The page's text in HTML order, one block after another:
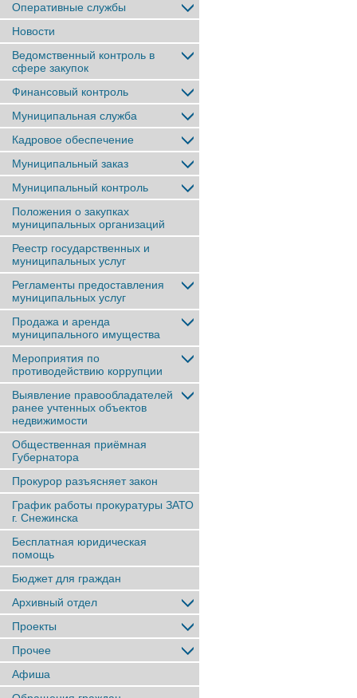
Оперативные службы
Новости
Ведомственный контроль в
сфере закупок
Финансовый контроль
Муниципальная служба
Кадровое обеспечение
Муниципальный заказ
Муниципальный контроль
Положения о закупках
муниципальных организаций
Реестр государственных и
муниципальных услуг
Регламенты предоставления
муниципальных услуг
Продажа и аренда
муниципального имущества
Мероприятия по
противодействию коррупции
Выявление правообладателей
ранее учтенныx объектов
недвижимости
Общественная приёмная
Губернатора
Прокурор разъясняет закон
График работы прокуратуры ЗАТО
г. Снежинска
Бесплатная юридическая
помощь
Бюджет для граждан
Архивный отдел
Проекты
Прочее
Афиша